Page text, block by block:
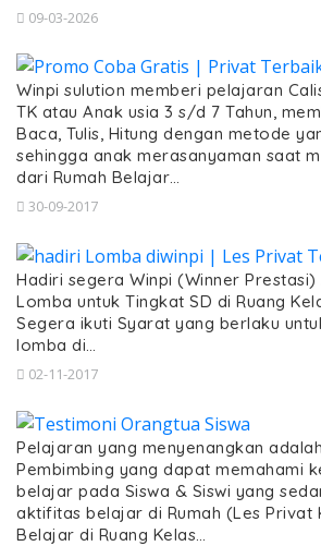
09-03-2026
Winpi sulution memberi pelajaran
TK atau Anak usia 3 s/d 7 Tahun,
Baca, Tulis, Hitung dengan metode
sehingga anak merasanyaman saat
dari Rumah Belajar…
30-09-2017
Hadiri segera Winpi (Winner
Lomba untuk Tingkat SD di Ruang
Segera ikuti Syarat yang berlaku
lomba di…
02-11-2017
Pelajaran yang menyenangkan
Pembimbing yang dapat memahami
belajar pada Siswa & Siswi yang
aktifitas belajar di Rumah (Les Privat
Belajar di Ruang Kelas…